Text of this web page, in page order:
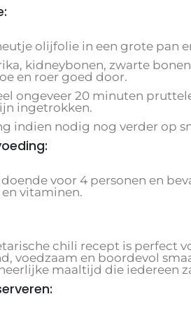
olijfolie in een grote pan
kidneybonen, zwarte
en roer goed door.
ongeveer 20 minuten
ingetrokken.
indien nodig nog verder op
voor 4 personen en
vitaminen.
chili recept is perfect
voedzaam en boordevol
maaltijd die iedereen